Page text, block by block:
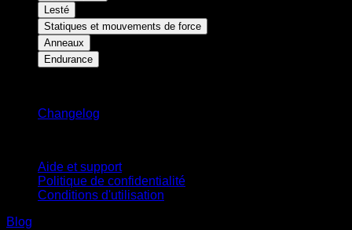
Lesté
Statiques et mouvements de force
Anneaux
Endurance
Changelog
Aide et support
Politique de confidentialité
Conditions d'utilisation
Blog